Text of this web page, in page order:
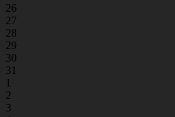
26
27
28
29
30
31
1
2
3